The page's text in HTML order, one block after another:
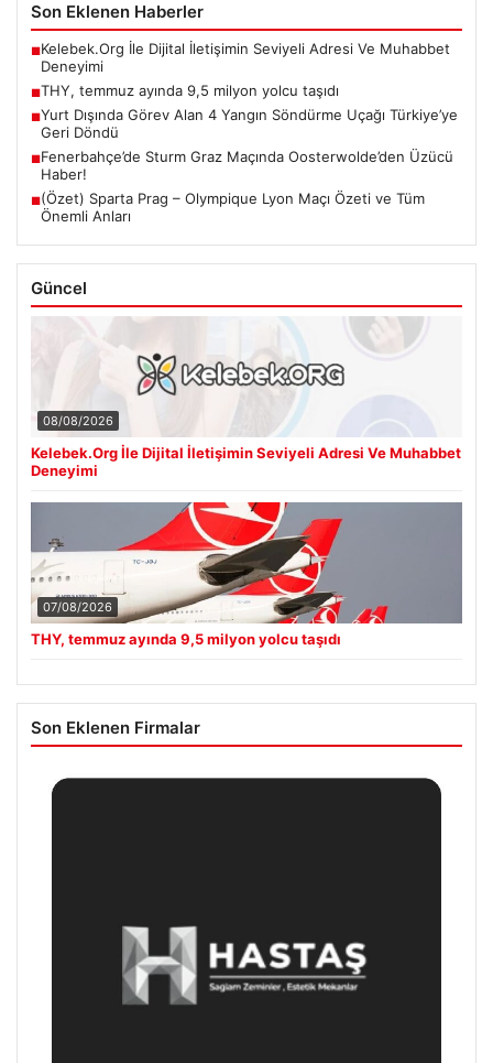
Son Eklenen Haberler
■Kelebek.Org İle Dijital İletişimin Seviyeli Adresi Ve Muhabbet
Deneyimi
■THY, temmuz ayında 9,5 milyon yolcu taşıdı
■Yurt Dışında Görev Alan 4 Yangın Söndürme Uçağı Türkiye’ye
Geri Döndü
■Fenerbahçe’de Sturm Graz Maçında Oosterwolde’den Üzücü
Haber!
■(Özet) Sparta Prag – Olympique Lyon Maçı Özeti ve Tüm
Önemli Anları
Güncel
08/08/2026
Kelebek.Org İle Dijital İletişimin Seviyeli Adresi Ve Muhabbet
Deneyimi
07/08/2026
THY, temmuz ayında 9,5 milyon yolcu taşıdı
Son Eklenen Firmalar